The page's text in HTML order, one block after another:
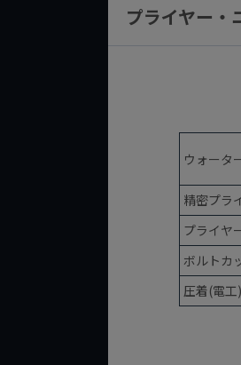
プライヤー・
ウォータ
精密プラ
プライヤ
ボルトカ
圧着(電